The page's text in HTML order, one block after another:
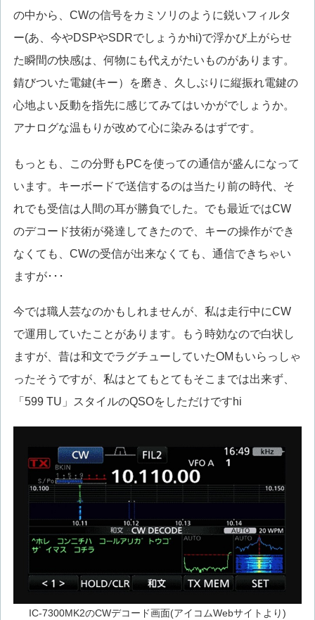
の中から、CWの信号をカミソリのように鋭いフィルタ
ー(あ、今やDSPやSDRでしょうかhi)で浮かび上がらせ
た瞬間の快感は、何物にも代えがたいものがあります。
錆びついた電鍵(キー）を磨き、久しぶりに縦振れ電鍵の
心地よい反動を指先に感じてみてはいかがでしょうか。
アナログな温もりが改めて心に染みるはずです。
もっとも、この分野もPCを使っての通信が盛んになって
います。キーボードで送信するのは当たり前の時代、そ
れでも受信は人間の耳が勝負でした。でも最近ではCW
のデコード技術が発達してきたので、キーの操作ができ
なくても、CWの受信が出来なくても、通信できちゃい
ますが･･･
今では職人芸なのかもしれませんが、私は走行中にCW
で運用していたことがあります。もう時効なので白状し
ますが、昔は和文でラグチューしていたOMもいらっしゃ
ったそうですが、私はとてもとてもそこまでは出来ず、
「599 TU」スタイルのQSOをしただけですhi
IC-7300MK2のCWデコード画面(アイコムWebサイトより)